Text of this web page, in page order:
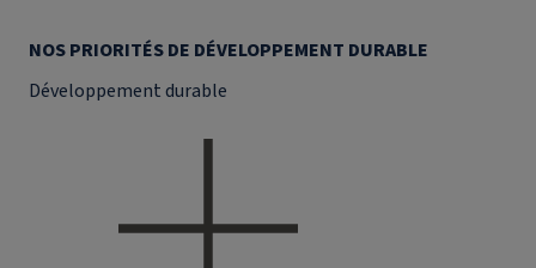
NOS PRIORITÉS DE DÉVELOPPEMENT DURABLE
Développement durable